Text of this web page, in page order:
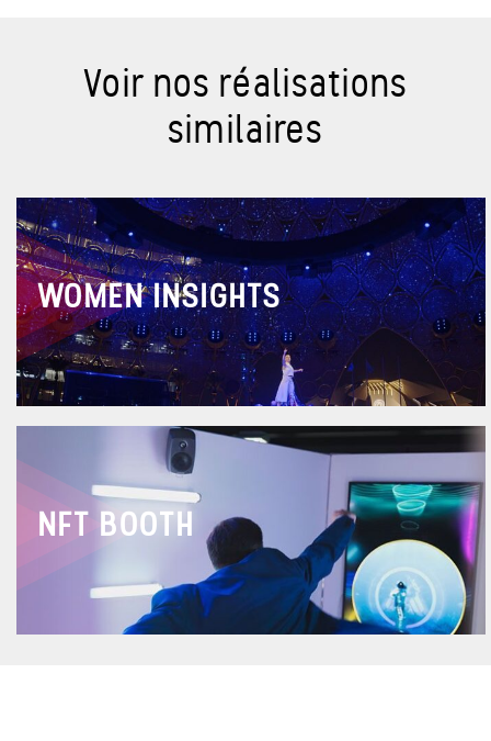
Voir nos réalisations
similaires
WOMEN INSIGHTS
NFT BOOTH